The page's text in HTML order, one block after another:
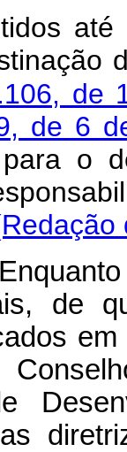
até
de
de 6
o
de